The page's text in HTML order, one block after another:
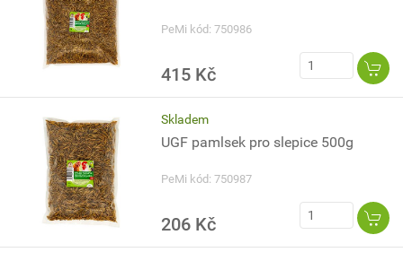
PeMi kód: 750986
415 Kč
Skladem
UGF pamlsek pro slepice 500g
PeMi kód: 750987
206 Kč